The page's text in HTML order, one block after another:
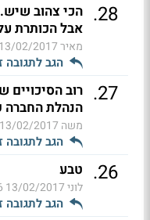
28
. הכי צהוב
אבל הכותרת
מאיר13/02/2017 16:42
הגב לתגובה
27
. רוב הסיכויים
הנהלת החברה פוחדת
משה 13/02/2017 15:34
הגב לתגובה
26
. טבע
לוני13/02/2017 15:26
הגב לתגובה